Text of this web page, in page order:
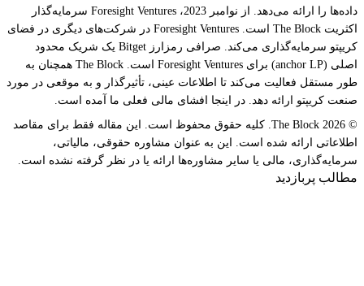
داده‌ها را ارائه می‌دهد. از نوامبر 2023، Foresight Ventures سرمایه‌گذار
اکثریت The Block است. Foresight Ventures در شرکت‌های دیگری در فضای
کریپتو سرمایه‌گذاری می‌کند. صرافی رمزارز Bitget یک شریک محدود
اصلی (anchor LP) برای Foresight Ventures است. The Block همچنان به
طور مستقل فعالیت می‌کند تا اطلاعات عینی، تأثیرگذار و به موقعی در مورد
صنعت کریپتو ارائه دهد. در اینجا افشای مالی فعلی ما آمده است.
© 2026 The Block. کلیه حقوق محفوظ است. این مقاله فقط برای مقاصد
اطلاعاتی ارائه شده است. این به عنوان مشاوره حقوقی، مالیاتی،
سرمایه‌گذاری، مالی یا سایر مشاوره‌ها ارائه یا در نظر گرفته نشده است.
مطالب پربازدید